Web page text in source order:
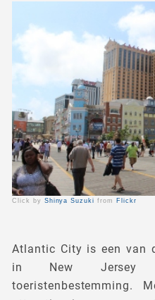
Click by Shinya Suzuki from Flickr
Atlantic City is een van
in New Jersey
toeristenbestemming.